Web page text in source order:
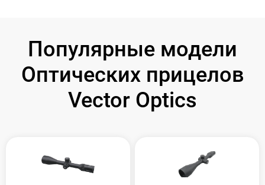
Популярные модели
Оптических прицелов
Vector Optics